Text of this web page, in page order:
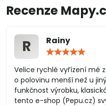
Recenze
R Rainy
Velice rychlé vyřízení mé
o polovinu menší než u
funkčnost výrobku,
tento e-shop (Pepu.cz)